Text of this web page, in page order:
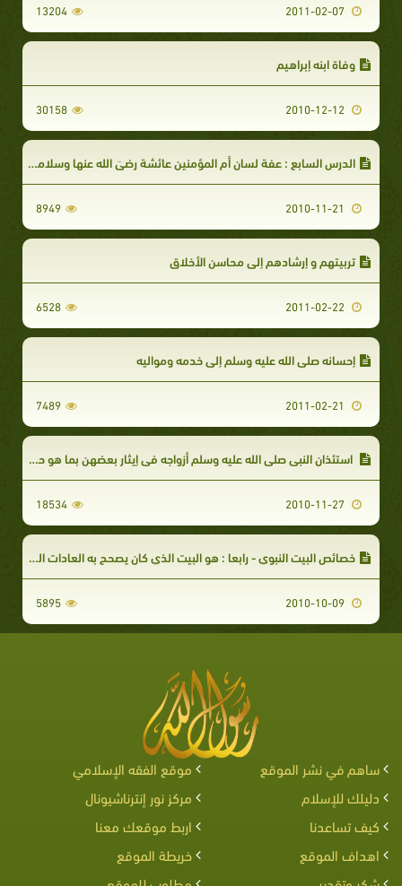
13204
وفاة ابنه إبراهيم
30158
الدرس السابع : عفة لسان أم المؤمنين عائشة رضيَ الله عنها وسلامة قلبها .
8949
تربيتهم و إرشادهم إلى محاسن الأخلاق
6528
إحسانه صلى الله عليه وسلم إلى خدمه ومواليه
7489
استئذان النبي صلى الله عليه وسلم أزواجه في إيثار بعضهن بما هو حق للجميع
18534
خصائص البيت النبوي - رابعا : هو البيت الذي كان يصحح به العادات الجاهلية
5895
ساهم في نشر الموقع
موقع الفقه الإسلامي
دليلك للإسلام
مركز نور إنترناشيونال
كيف تساعدنا
اربط موقعك معنا
اهداف الموقع
خريطة الموقع